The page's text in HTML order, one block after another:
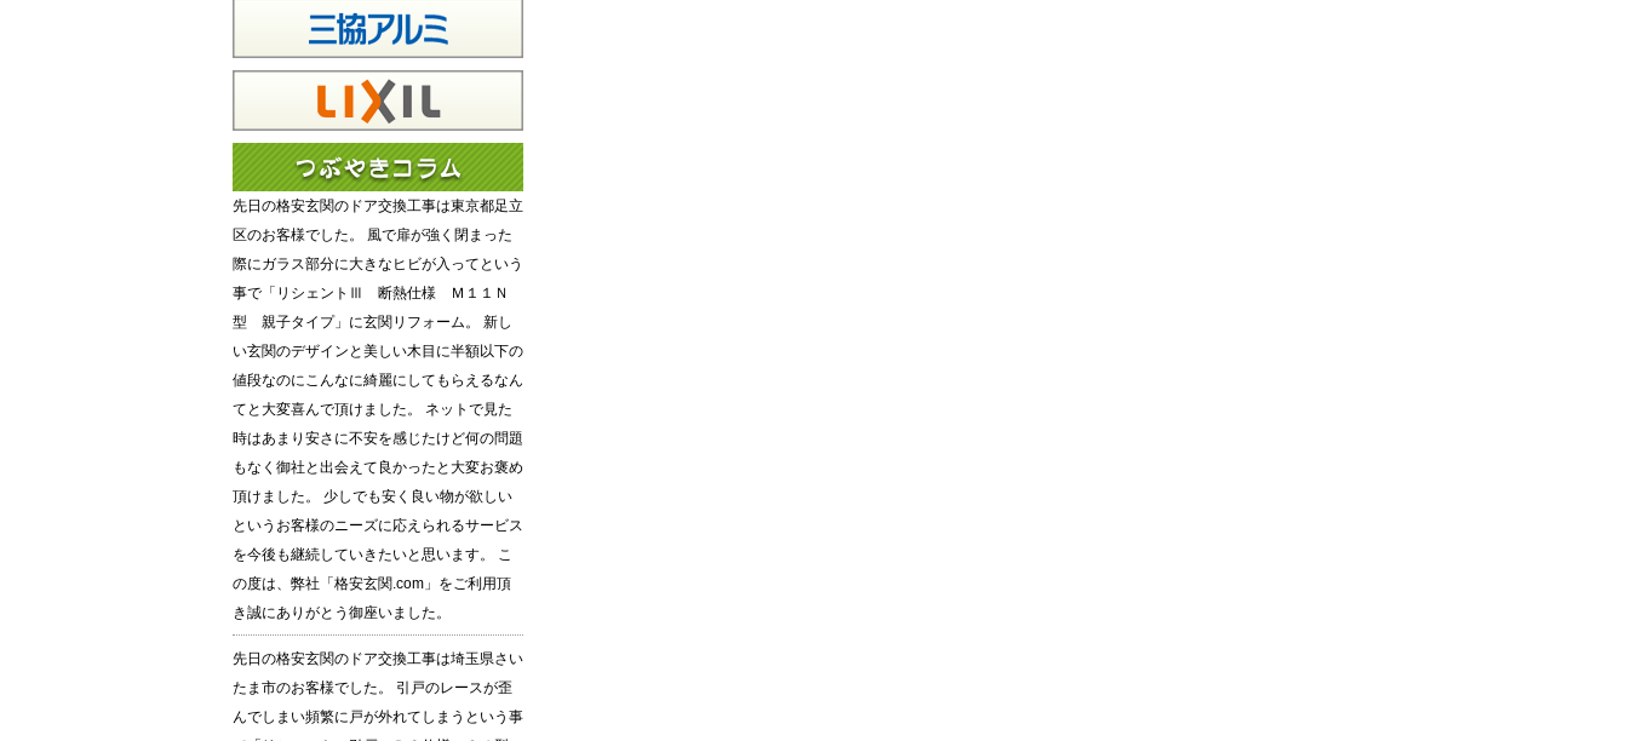
先日の格安玄関のドア交換工事は東京都足立
区のお客様でした。 風で扉が強く閉まった
際にガラス部分に大きなヒビが入ってという
事で「リシェントⅢ 断熱仕様 Ｍ１１Ｎ
型 親子タイプ」に玄関リフォーム。 新し
い玄関のデザインと美しい木目に半額以下の
値段なのにこんなに綺麗にしてもらえるなん
てと大変喜んで頂けました。 ネットで見た
時はあまり安さに不安を感じたけど何の問題
もなく御社と出会えて良かったと大変お褒め
頂けました。 少しでも安く良い物が欲しい
というお客様のニーズに応えられるサービス
を今後も継続していきたいと思います。 こ
の度は、弊社「格安玄関.com」をご利用頂
き誠にありがとう御座いました。
先日の格安玄関のドア交換工事は埼玉県さい
たま市のお客様でした。 引戸のレースが歪
んでしまい頻繁に戸が外れてしまうという事